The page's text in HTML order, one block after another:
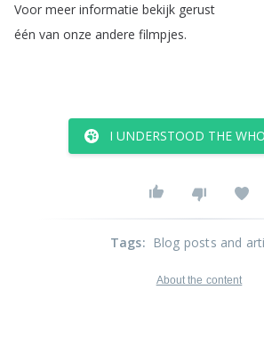
Voor meer informatie bekijk gerust
één van onze andere filmpjes.
I UNDERSTOOD THE
Tags: Blog posts and
About the content